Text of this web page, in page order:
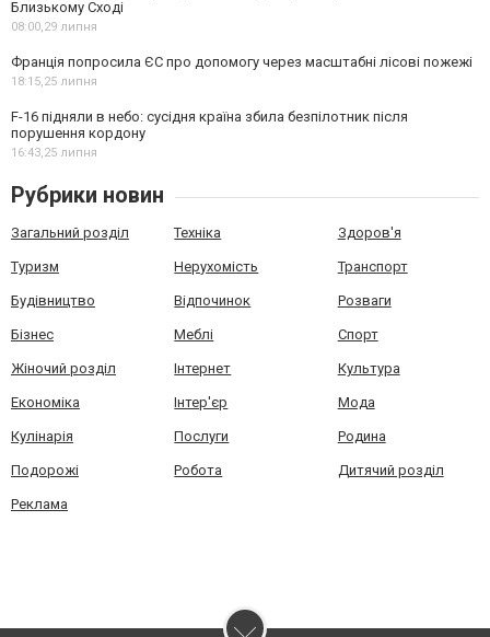
Близькому Сході
08:00,29 липня
Франція попросила ЄС про допомогу через масштабні лісові пожежі
18:15,25 липня
F-16 підняли в небо: сусідня країна збила безпілотник після
порушення кордону
16:43,25 липня
Рубрики новин
Загальний розділ Техніка Здоров'я
Туризм Нерухомість Транспорт
Будівництво Відпочинок Розваги
Бізнес Меблі Спорт
Жіночий розділ Інтернет Культура
Економіка Інтер'єр Мода
Кулінарія Послуги Родина
Подорожі Робота Дитячий розділ
Реклама